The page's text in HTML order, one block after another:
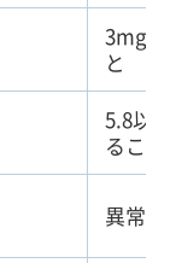
3mg/L
と
5.8以
ること
異常